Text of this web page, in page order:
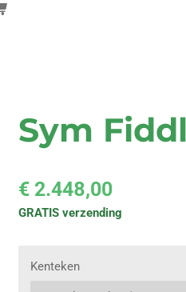
Sym
€ 2.448,00
GRATIS verzending
Kenteken